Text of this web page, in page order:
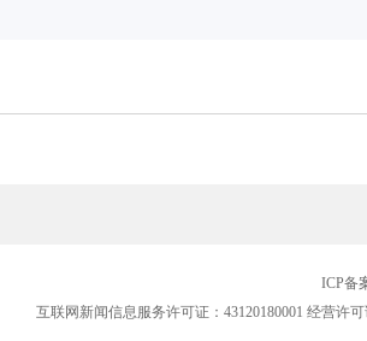
ICP备
互联网新闻信息服务许可证：43120180001 经营许可